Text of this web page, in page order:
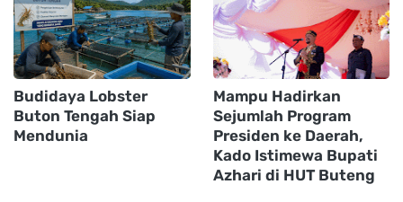
Budidaya Lobster
Buton Tengah Siap
Mendunia
Mampu Hadirkan
Sejumlah Program
Presiden ke Daerah,
Kado Istimewa Bupati
Azhari di HUT Buteng